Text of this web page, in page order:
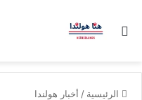
بحث عن
الرئيسية / أخبار هولندا